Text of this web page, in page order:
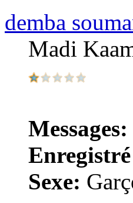
demba
Madi
Messages:
Sexe: